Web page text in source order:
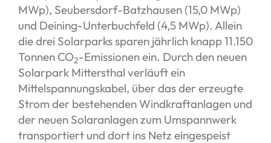
MWp), Seubersdorf-Batzhausen (15,0 MWp)
und Deining-Unterbuchfeld (4,5 MWp). Allein
die drei Solarparks sparen jährlich knapp 11.150
Tonnen CO2-Emissionen ein. Durch den neuen
Solarpark Mittersthal verläuft ein
Mittelspannungskabel, über das der erzeugte
Strom der bestehenden Windkraftanlagen und
der neuen Solaranlagen zum Umspannwerk
transportiert und dort ins Netz eingespeist